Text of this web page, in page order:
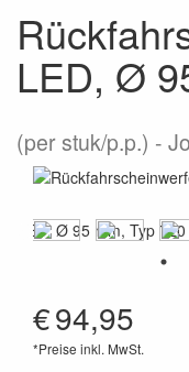
LED, Ø
(per stuk/p.p.)
€94,95
*Preise inkl. MwSt.